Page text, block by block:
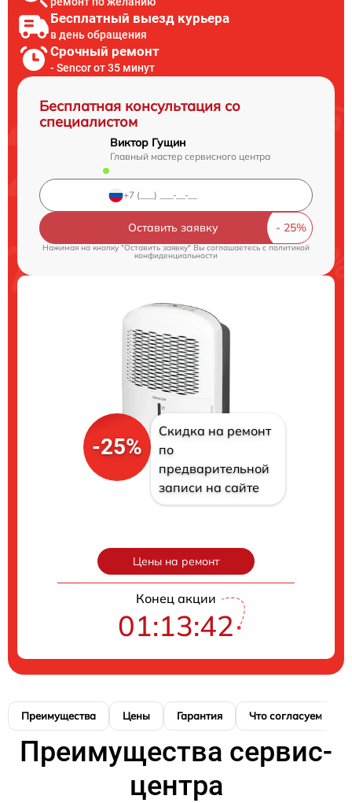
Бесплатный выезд курьера
в день обращения
Срочный ремонт
- Sencor от 35 минут
Бесплатная консультация со
специалистом
Виктор Гущин
Главный мастер сервисного центра
Оставить заявку
Нажимая на кнопку "Оставить заявку" Вы соглашаетесь cполитикой
конфиденциальности
-25%
Скидка на ремонт
по
предварительной
записи на сайте
Цены на ремонт
Конец акции
01:13:41
Преимущества Цены Гарантия Что согласуем
Преимущества сервис-
центра